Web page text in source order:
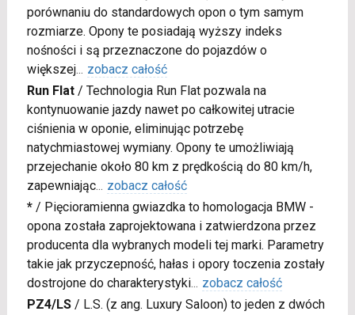
porównaniu do standardowych opon o tym samym
rozmiarze. Opony te posiadają wyższy indeks
nośności i są przeznaczone do pojazdów o
większej... zobacz całość
Run Flat/ Technologia Run Flat pozwala na
kontynuowanie jazdy nawet po całkowitej utracie
ciśnienia w oponie, eliminując potrzebę
natychmiastowej wymiany. Opony te umożliwiają
przejechanie około 80 km z prędkością do 80 km/h,
zapewniając... zobacz całość
*/ Pięcioramienna gwiazdka to homologacja BMW -
opona została zaprojektowana i zatwierdzona przez
producenta dla wybranych modeli tej marki. Parametry
takie jak przyczepność, hałas i opory toczenia zostały
dostrojone do charakterystyki... zobacz całość
PZ4/LS/ L.S. (z ang. Luxury Saloon) to jeden z dwóch